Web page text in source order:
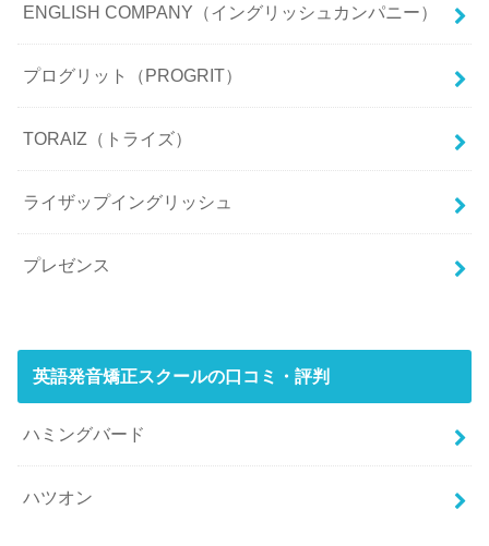
ENGLISH COMPANY（イングリッシュカンパニー）
プログリット（PROGRIT）
TORAIZ（トライズ）
ライザップイングリッシュ
プレゼンス
英語発音矯正スクールの口コミ・評判
ハミングバード
ハツオン